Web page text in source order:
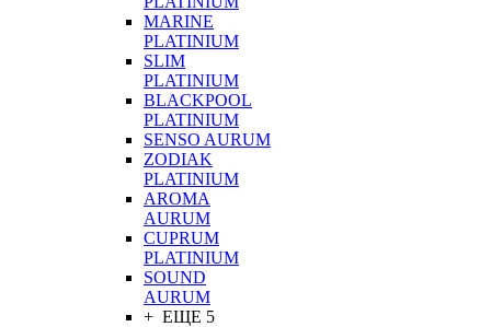
MARINE
PLATINIUM
SLIM
PLATINIUM
BLACKPOOL
PLATINIUM
SENSO AURUM
ZODIAK
PLATINIUM
AROMA
AURUM
CUPRUM
PLATINIUM
SOUND
AURUM
+ ЕЩЕ 5